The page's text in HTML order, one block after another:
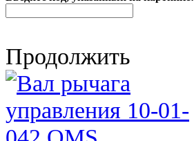
Продолжить